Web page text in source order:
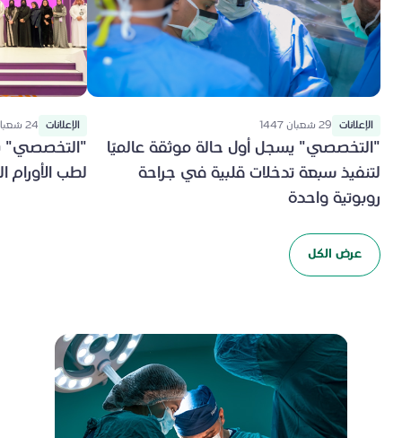
الإعلانات 29 شعبان 1447
"التخصصي" يسجل أول حالة موثقة عالميًا
لتنفيذ سبعة تدخلات قلبية في جراحة
روبوتية واحدة
الإعلانات 24 شعبان 1447
"التخصصي"
لطب الأورام
عرض الكل